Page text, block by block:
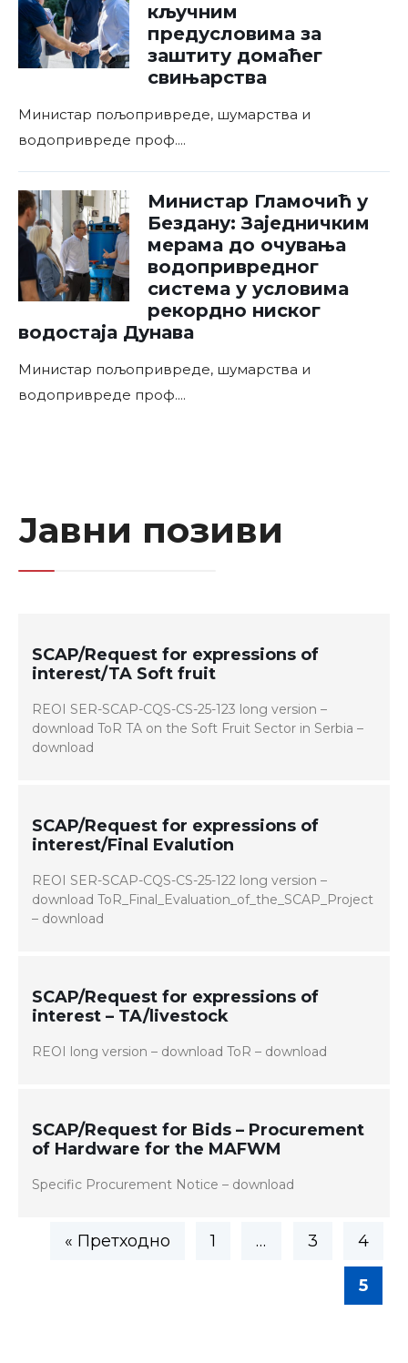
кључним
предусловима за
заштиту домаћег
свињарства
Министар пољопривреде, шумарства и
водопривреде проф....
Министар Гламочић у
Бездану: Заједничким
мерама до очувања
водопривредног
система у условима
рекордно ниског
водостаја Дунава
Министар пољопривреде, шумарства и
водопривреде проф....
Јавни позиви
SCAP/Request for expressions of
interest/TA Soft fruit
REOI SER-SCAP-CQS-CS-25-123 long version –
download ToR TA on the Soft Fruit Sector in Serbia –
download
SCAP/Request for expressions of
interest/Final Evalution
REOI SER-SCAP-CQS-CS-25-122 long version –
download ToR_Final_Evaluation_of_the_SCAP_Project
– download
SCAP/Request for expressions of
interest – TA/livestock
REOI long version – download ToR – download
SCAP/Request for Bids – Procurement
of Hardware for the MAFWM
Specific Procurement Notice – download
« Претходно 1 … 3 4
5